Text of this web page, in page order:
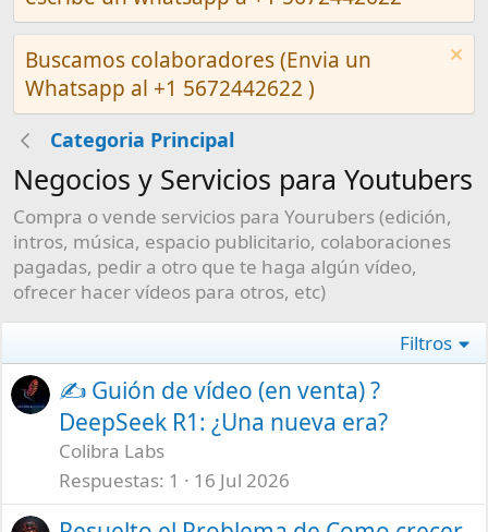
Buscamos colaboradores (Envia un
Whatsapp al +1 5672442622 )
Categoria Principal
Negocios y Servicios para Youtubers
Compra o vende servicios para Yourubers (edición,
intros, música, espacio publicitario, colaboraciones
pagadas, pedir a otro que te haga algún vídeo,
ofrecer hacer vídeos para otros, etc)
Filtros
✍ Guión de vídeo (en venta) ?
DeepSeek R1: ¿Una nueva era?
Colibra Labs
Respuestas 1 16 Jul 2026